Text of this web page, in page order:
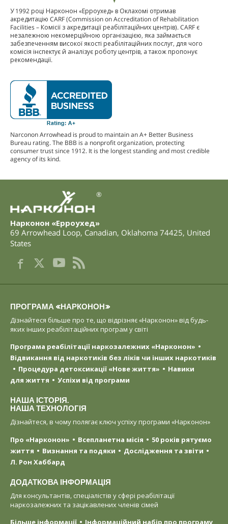
У 1992 році Нарконон «Ерроухед» в Оклахомі отримав
акредитацію CARF (Commission on Accreditation of Rehabilitation
Facilities – Комісії з акредитації реабілітаційних центрів). CARF є
незалежною некомерційною організацією, яка займається
забезпеченням високої якості реабілітаційних послуг, для чого
комісія інспектує й аналізує роботу центрів, а також пропонує
рекомендації.
Narconon Arrowhead is proud to maintain an A+ Better Business
Bureau rating. The BBB is a nonprofit organization, protecting
consumer trust since 1912. It is the longest standing and most credible
agency of its kind.
®
Нарконон «Ерроухед»
69 Arrowhead Loop, Canadian, Oklahoma 74425, United
States
ПРОГРАМА «НАРКОНОН»
Дізнайтеся більше про те, що відрізняє «Нарконон» від будь-
яких інших реабілітаційних програм у світі
Програма реабілітації наркозалежних «Нарконон»
Відвикання від наркотиків без ліків чи інших наркотиків
Процедура детоксикації «Нове життя»
Навики
для життя
Успіхи від програми
НАША ІСТОРІЯ.
НАША ТЕХНОЛОГІЯ
Дізнайтеся, в чому полягає ключ успіху програми «Нарконон»
Про «Нарконон»
Всепланетна місія
50 років рятуємо
життя
Визнання та подяки
Дослідження та звіти
Л. Рон Хаббард
ДОДАТКОВА ІНФОРМАЦІЯ
Для консультантів, спеціалістів у сфері реабілітації
наркозалежних та зацікавлених членів сімей
Більше інформації
Інформаційний набір про програму